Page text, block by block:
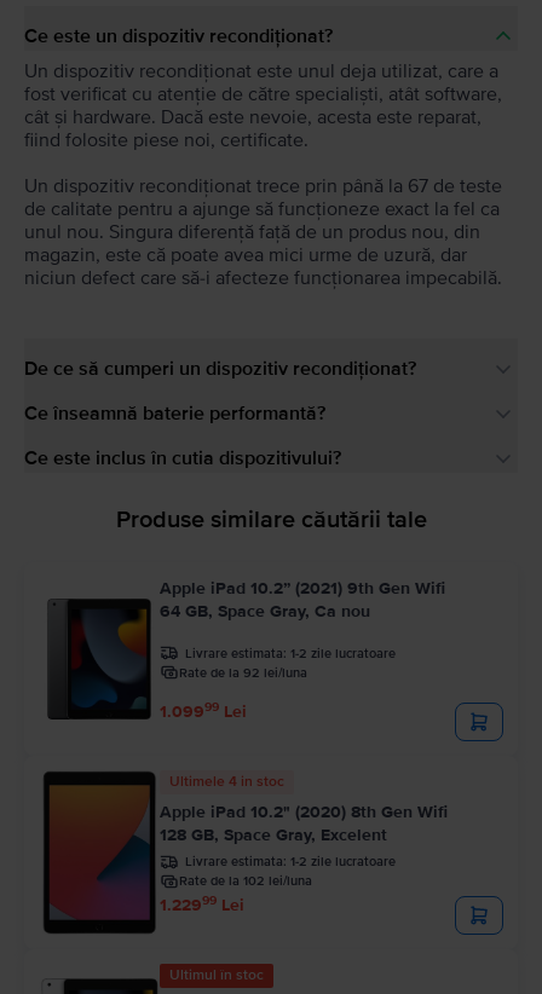
Ce este un dispozitiv recondiționat?
Un dispozitiv recondiționat este unul deja utilizat, care a
fost verificat cu atenție de către specialiști, atât software,
cât și hardware. Dacă este nevoie, acesta este reparat,
fiind folosite piese noi, certificate.
Un dispozitiv recondiționat trece prin până la 67 de teste
de calitate pentru a ajunge să funcționeze exact la fel ca
unul nou. Singura diferență față de un produs nou, din
magazin, este că poate avea mici urme de uzură, dar
niciun defect care să-i afecteze funcționarea impecabilă.
De ce să cumperi un dispozitiv recondiționat?
Ce înseamnă baterie performantă?
Ce este inclus în cutia dispozitivului?
Produse similare căutării tale
Apple iPad 10.2” (2021) 9th Gen Wifi
64 GB, Space Gray, Ca nou
Livrare estimata: 1-2 zile lucratoare
Rate de la 92 lei/luna
1.09999 Lei
Ultimele 4 in stoc
Apple iPad 10.2" (2020) 8th Gen Wifi
128 GB, Space Gray, Excelent
Livrare estimata: 1-2 zile lucratoare
Rate de la 102 lei/luna
1.22999 Lei
Ultimul în stoc